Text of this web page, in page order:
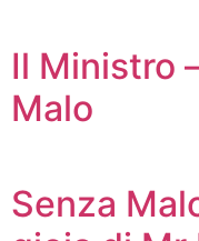
Il Ministro
Malo
Senza